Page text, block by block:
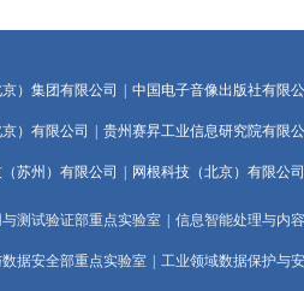
）集团有限公司 中国电子音像出版社有限
）有限公司 贵州赛昇工业信息研究院有限
苏州）有限公司 网根科技（北京）有限公司
测试验证部重点实验室 信息智能处理与内
据安全部重点实验室 工业领域数据保护与